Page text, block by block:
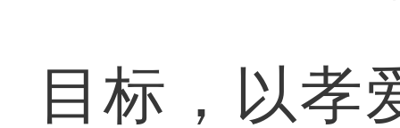
目标，以孝